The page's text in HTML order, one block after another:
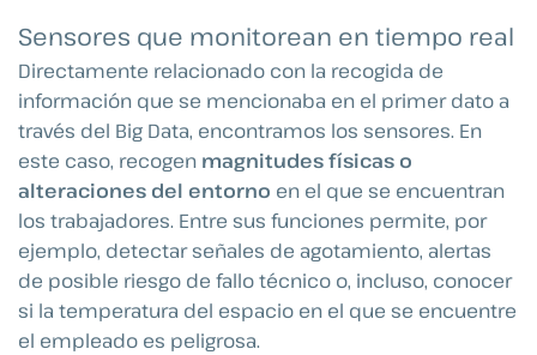
Sensores que monitorean en tiempo real
Directamente relacionado con la recogida de
información que se mencionaba en el primer dato a
través del Big Data, encontramos los sensores. En
este caso, recogen magnitudes físicas o
alteraciones del entorno en el que se encuentran
los trabajadores. Entre sus funciones permite, por
ejemplo, detectar señales de agotamiento, alertas
de posible riesgo de fallo técnico o, incluso, conocer
si la temperatura del espacio en el que se encuentre
el empleado es peligrosa.